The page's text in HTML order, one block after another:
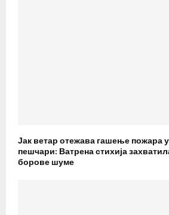
Јак ветар отежава гашење пожара
пешчари: Ватрена стихија
борове шуме